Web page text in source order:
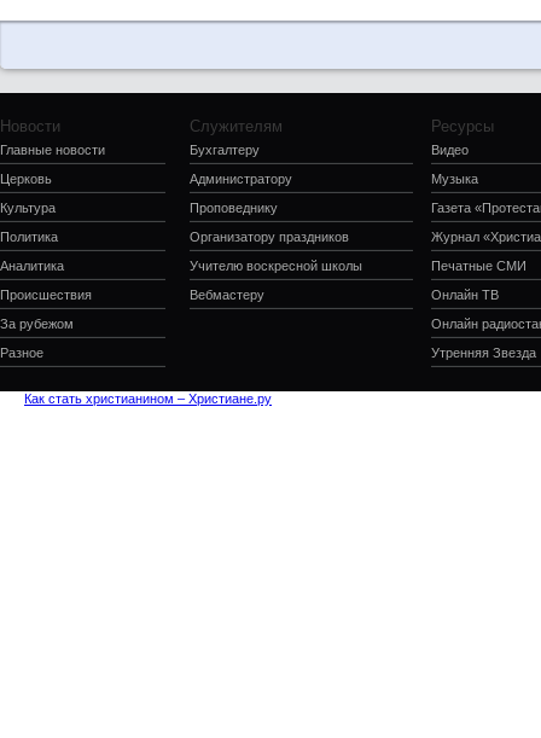
Новости
Главные новости
Церковь
Культура
Политика
Аналитика
Происшествия
За рубежом
Разное
Служителям
Бухгалтеру
Администратору
Проповеднику
Организатору праздников
Учителю воскресной школы
Вебмастеру
Ресурсы
Видео
Музыка
Газета
Журнал
Печатные СМИ
Онлайн ТВ
Онлайн
Утренняя Звезда
Как стать христианином – Христиане.ру